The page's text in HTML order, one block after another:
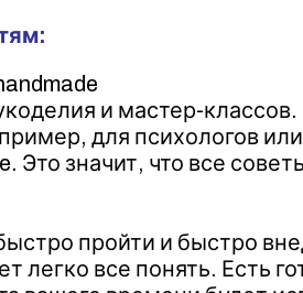
и мастер-
для психологов
Это значит, что все
пройти и быстро
легко все понять. Есть